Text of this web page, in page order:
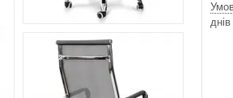
днів